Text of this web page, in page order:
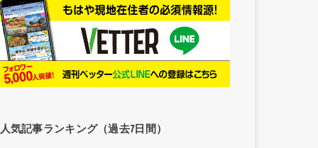
人気記事ランキング（過去7日間）